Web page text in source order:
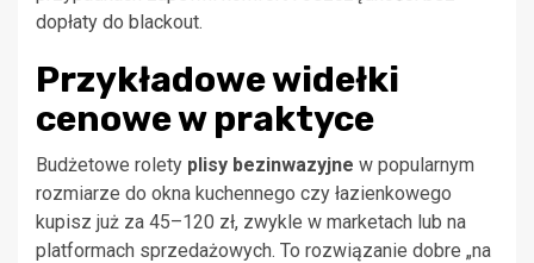
dopłaty do blackout.
Przykładowe widełki
cenowe w praktyce
Budżetowe rolety plisy bezinwazyjne w popularnym
rozmiarze do okna kuchennego czy łazienkowego
kupisz już za 45–120 zł, zwykle w marketach lub na
platformach sprzedażowych. To rozwiązanie dobre „na